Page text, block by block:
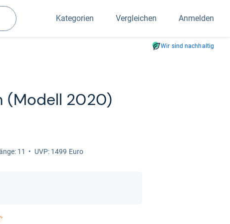
Suchen
Kategorien Vergleichen Anmelden
Wir sind nachhaltig
(Modell 2020)
11 UVP: 1499 Euro